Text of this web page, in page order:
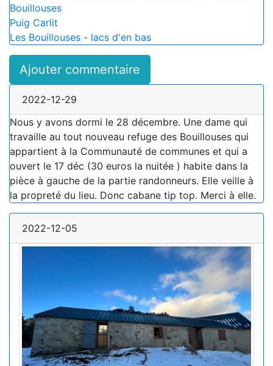
Bouillouses
Puig Carlit
Les Bouillouses - lacs d'en bas
Ajouter commentaire
2022-12-29
Nous y avons dormi le 28 décembre. Une dame qui
travaille au tout nouveau refuge des Bouillouses qui
appartient à la Communauté de communes et qui a
ouvert le 17 déc (30 euros la nuitée ) habite dans la
pièce à gauche de la partie randonneurs. Elle veille à
la propreté du lieu. Donc cabane tip top. Merci à elle.
2022-12-05